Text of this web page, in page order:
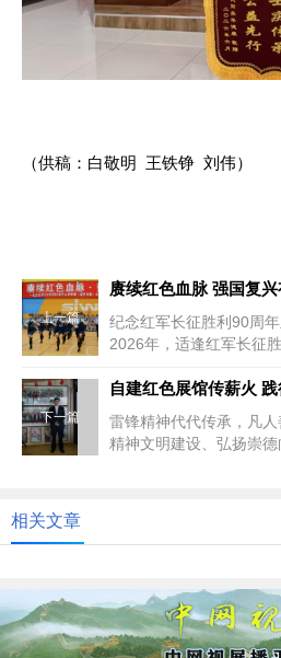
（供稿：白敬明 王铁铮 刘伟）
上一篇
赓续红色血脉 强国复
纪念红军长征胜利90周
2026年，适逢红军长征
下一篇
雷锋精神代代传承，凡
精神文明建设、弘扬崇
相关文章